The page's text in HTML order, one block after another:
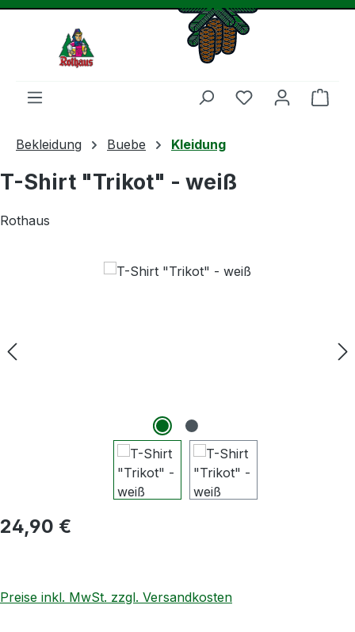
Du hast 0
Bekleidung Buebe Kleidung
T-Shirt "Trikot" - weiß
Rothaus
Bildergalerie überspringen
Regulärer Preis:
24,90 €
Preise inkl. MwSt. zzgl. Versandkosten